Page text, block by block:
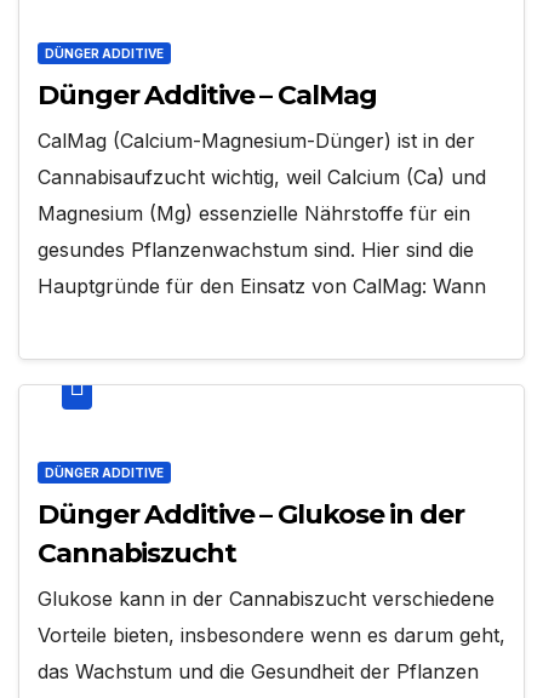
DÜNGER ADDITIVE
Dünger Additive – CalMag
CalMag (Calcium-Magnesium-Dünger) ist in der
Cannabisaufzucht wichtig, weil Calcium (Ca) und
Magnesium (Mg) essenzielle Nährstoffe für ein
gesundes Pflanzenwachstum sind. Hier sind die
Hauptgründe für den Einsatz von CalMag: Wann
DÜNGER ADDITIVE
Dünger Additive – Glukose in der
Cannabiszucht
Glukose kann in der Cannabiszucht verschiedene
Vorteile bieten, insbesondere wenn es darum geht,
das Wachstum und die Gesundheit der Pflanzen